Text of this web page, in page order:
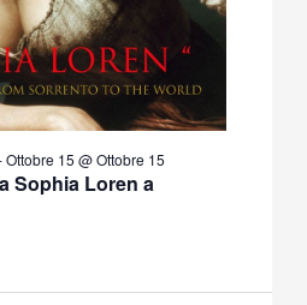
Sophia Loren a
Ottobre 15 @ Ottobre 15